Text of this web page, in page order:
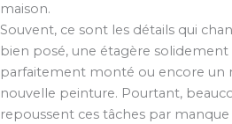
maison.
Souvent, ce sont les détails qui
bien posé, une étagère
parfaitement monté ou encore un
nouvelle peinture. Pourtant,
repoussent ces tâches par